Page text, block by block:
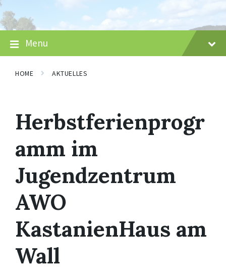
Skip
to
content
Skip
to
main
navigation
Skip
to
footer
Menu
HOME AKTUELLES
Herbstferienprogr
amm im
Jugendzentrum
AWO
KastanienHaus am
Wall